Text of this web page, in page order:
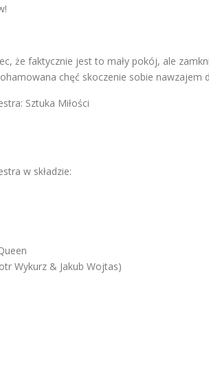
że faktycznie jest to mały pokój, ale
chęć skoczenie sobie nawzajem
Sztuka Miłości
w składzie:
Wykurz & Jakub Wojtas)